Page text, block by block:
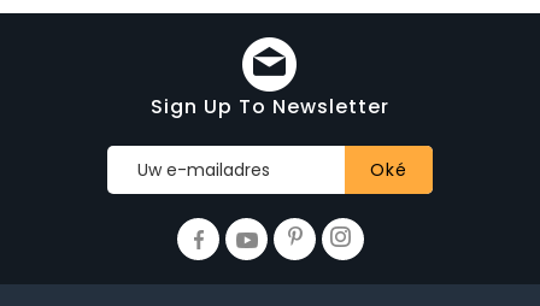
Sign Up To Newsletter